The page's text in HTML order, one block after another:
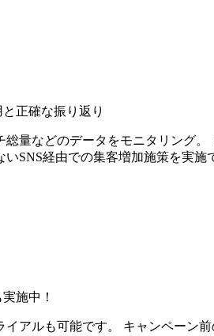
正確な振り返り
量などのデータをモニタリング
SNS経由での集客増加施策を実施
施中！
アルも可能です。 キャンペーン